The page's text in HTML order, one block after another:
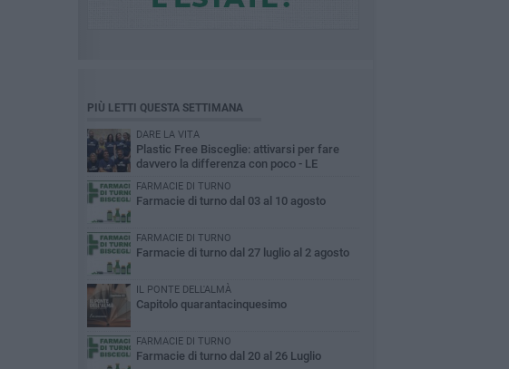
PIÙ LETTI QUESTA SETTIMANA
DARE LA VITA
Plastic Free Bisceglie: attivarsi per fare
davvero la differenza con poco - LE
FARMACIE DI TURNO
Farmacie di turno dal 03 al 10 agosto
FARMACIE DI TURNO
Farmacie di turno dal 27 luglio al 2 agosto
IL PONTE DELL'ALMÀ
Capitolo quarantacinquesimo
FARMACIE DI TURNO
Farmacie di turno dal 20 al 26 Luglio